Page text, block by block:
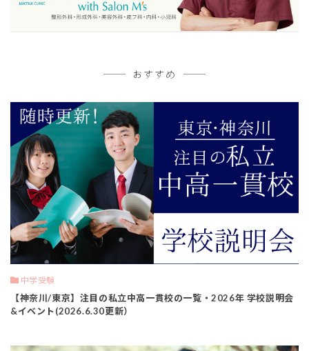
おすすめ
中学受験
【神奈川/東京】注目の私立中高一貫校の一覧・2026年 学校説明会
&イベント(2026.6.30更新）